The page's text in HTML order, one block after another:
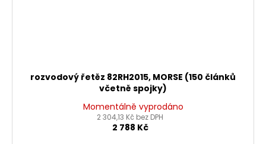
rozvodový řetěz 82RH2015, MORSE (150 článků
včetně spojky)
Momentálně vyprodáno
2 304,13 Kč bez DPH
2 788 Kč